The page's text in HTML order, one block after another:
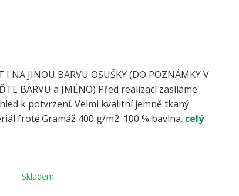
I NA JINOU BARVU OSUŠKY (DO POZNÁMKY V
BARVU a JMÉNO) Před realizací zasíláme
k potvrzení. Velmi kvalitní jemně tkaný
froté.Gramáž 400 g/m2. 100 % bavlna. celý
Skladem